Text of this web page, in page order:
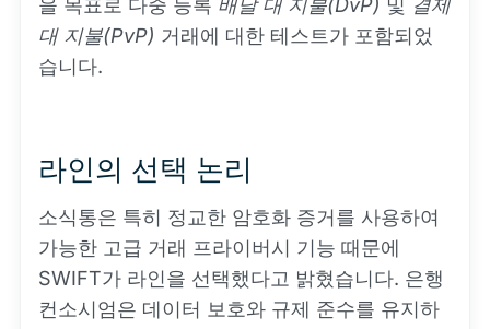
을 목표로 다중 등록 배달 대 지불(DvP) 및 결제
대 지불(PvP) 거래에 대한 테스트가 포함되었
습니다.
라인의 선택 논리
소식통은 특히 정교한 암호화 증거를 사용하여
가능한 고급 거래 프라이버시 기능 때문에
SWIFT가 라인을 선택했다고 밝혔습니다. 은행
컨소시엄은 데이터 보호와 규제 준수를 유지하